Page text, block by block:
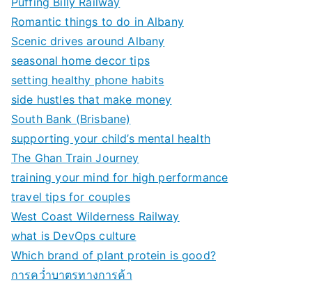
Romantic things to do in Albany
Scenic drives around Albany
seasonal home decor tips
setting healthy phone habits
side hustles that make money
South Bank (Brisbane)
supporting your child’s mental health
The Ghan Train Journey
training your mind for high performance
travel tips for couples
West Coast Wilderness Railway
what is DevOps culture
Which brand of plant protein is good?
การคว่ำบาตรทางการค้า